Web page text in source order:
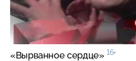
«Вырванное сердце» 16+